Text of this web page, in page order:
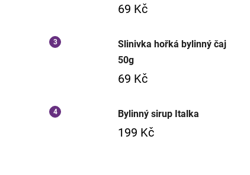
69 Kč
Slinivka hořká bylinný čaj
50g
69 Kč
Bylinný sirup Italka
199 Kč